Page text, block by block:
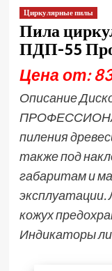
Циркулярные пилы
Пила
ПДП-55
Цена от:
Описание
пиления
также под
габаритам и
кожух
Индикаторы